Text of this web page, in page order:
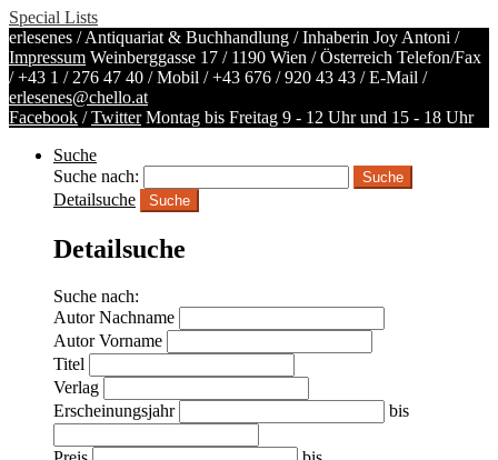
Special Lists
erlesenes / Antiquariat & Buchhandlung / Inhaberin Joy Antoni /
Impressum Weinberggasse 17 / 1190 Wien / Österreich Telefon/Fax
/+43 1 / 276 47 40 / Mobil /+43 676 / 920 43 43 / E-Mail /
erlesenes@chello.at
Facebook /Twitter Montag bis Freitag 9 - 12 Uhr und 15 - 18 Uhr
Suche
Suche nach:
Detailsuche
Suche
Detailsuche
Suche nach:
Autor Nachname
Autor Vorname
Titel
Verlag
Erscheinungsjahr
bis